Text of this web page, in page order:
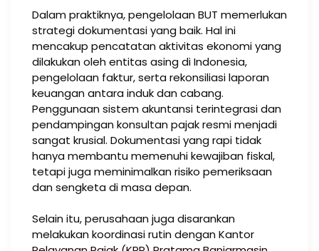
Dalam praktiknya, pengelolaan BUT memerlukan
strategi dokumentasi yang baik. Hal ini
mencakup pencatatan aktivitas ekonomi yang
dilakukan oleh entitas asing di Indonesia,
pengelolaan faktur, serta rekonsiliasi laporan
keuangan antara induk dan cabang.
Penggunaan sistem akuntansi terintegrasi dan
pendampingan konsultan pajak resmi menjadi
sangat krusial. Dokumentasi yang rapi tidak
hanya membantu memenuhi kewajiban fiskal,
tetapi juga meminimalkan risiko pemeriksaan
dan sengketa di masa depan.
Selain itu, perusahaan juga disarankan
melakukan koordinasi rutin dengan Kantor